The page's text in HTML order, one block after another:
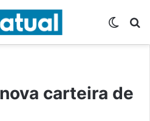
carteira de